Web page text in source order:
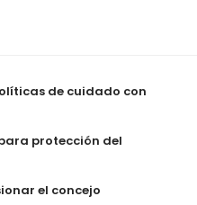
de cuidado con
protección del
el concejo